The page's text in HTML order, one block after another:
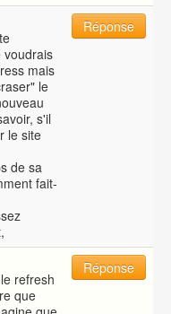
voudrais
mais
le
s'il
le site
de sa
fait-
Réponse
refresh
que
Réponse